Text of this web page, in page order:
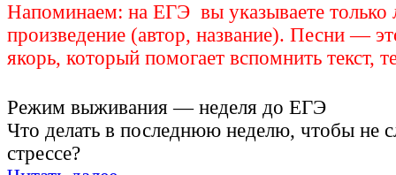
Напоминаем: на ЕГЭ вы указываете только
произведение (автор, название). Песни —
якорь, который помогает вспомнить текст,
Режим выживания — неделя до ЕГЭ
Что делать в последнюю неделю, чтобы не
стрессе?